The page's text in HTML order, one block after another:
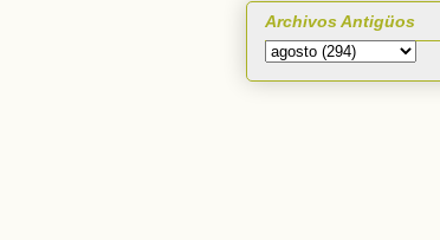
Archivos Antigüos